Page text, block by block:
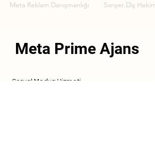
Meta Reklam Danışmanlığı Sarıyer Diş
Meta Prime Ajans
Sosyal Medya Hizmeti